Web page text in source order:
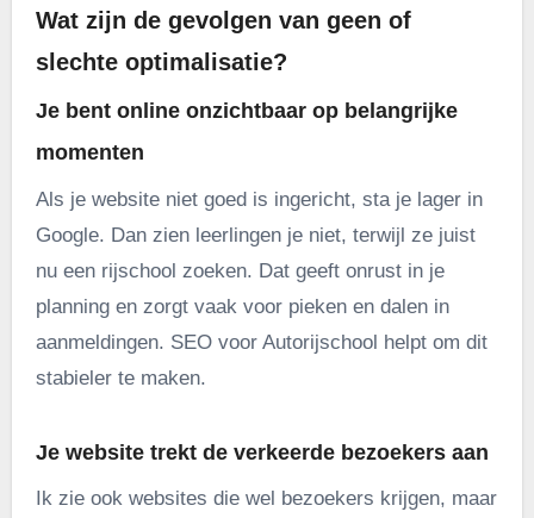
Wat zijn de gevolgen van geen of
slechte optimalisatie?
Je bent online onzichtbaar op belangrijke
momenten
Als je website niet goed is ingericht, sta je lager in
Google. Dan zien leerlingen je niet, terwijl ze juist
nu een rijschool zoeken. Dat geeft onrust in je
planning en zorgt vaak voor pieken en dalen in
aanmeldingen. SEO voor Autorijschool helpt om dit
stabieler te maken.
Je website trekt de verkeerde bezoekers aan
Ik zie ook websites die wel bezoekers krijgen, maar